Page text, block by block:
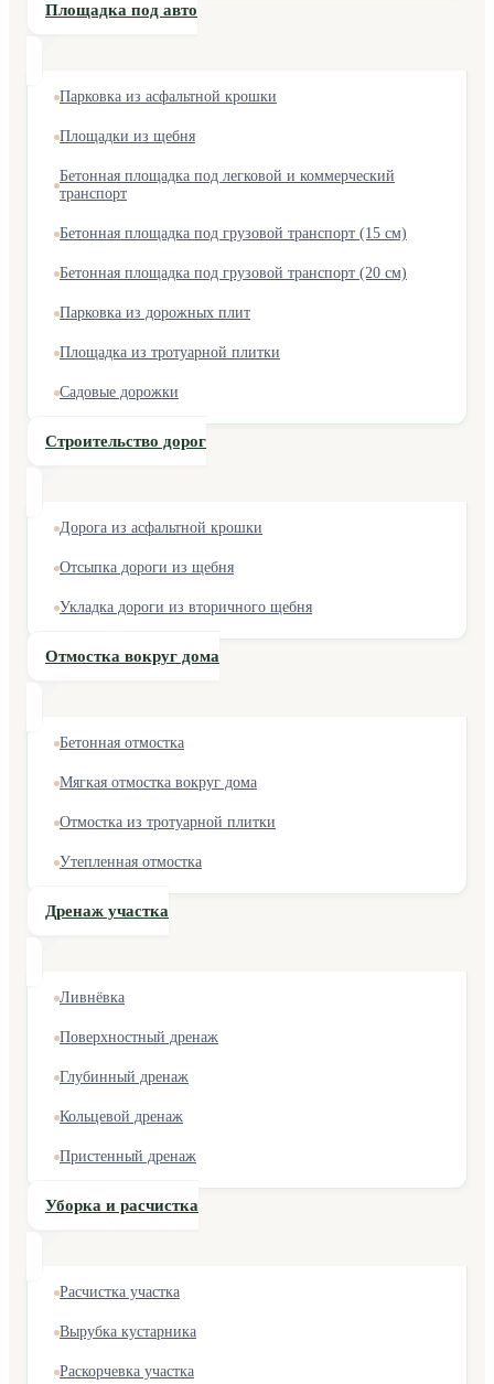
Площадка под авто
Парковка из асфальтной крошки
Площадки из щебня
Бетонная площадка под легковой и коммерческий
транспорт
Бетонная площадка под грузовой транспорт (15 см)
Бетонная площадка под грузовой транспорт (20 см)
Парковка из дорожных плит
Площадка из тротуарной плитки
Садовые дорожки
Строительство дорог
Дорога из асфальтной крошки
Отсыпка дороги из щебня
Укладка дороги из вторичного щебня
Отмостка вокруг дома
Бетонная отмостка
Мягкая отмостка вокруг дома
Отмостка из тротуарной плитки
Утепленная отмостка
Дренаж участка
Ливнёвка
Поверхностный дренаж
Глубинный дренаж
Кольцевой дренаж
Пристенный дренаж
Уборка и расчистка
Расчистка участка
Вырубка кустарника
Раскорчевка участка